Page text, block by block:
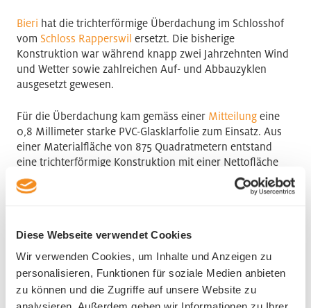
Diese Webseite verwendet Cookies
Wir verwenden Cookies, um Inhalte und Anzeigen zu
personalisieren, Funktionen für soziale Medien anbieten
zu können und die Zugriffe auf unsere Website zu
Bieri hat die trichterförmige Überdachung im Schlosshof
vom Schloss Rapperswil ersetzt. Die bisherige
Konstruktion war während knapp zwei Jahrzehnten Wind
und Wetter sowie zahlreichen Auf- und Abbauzyklen
ausgesetzt gewesen.
Für die Überdachung kam gemäss einer Mitteilungeine
0,8 Millimeter starke PVC-Glasklarfolie zum Einsatz. Aus
einer Materialfläche von 875 Quadratmetern entstand
eine trichterförmige Konstruktion mit einer Nettofläche
von rund 435 Quadratmetern. Die Folie stellte deutlich
höhere Anforderungen an die Verarbeitung als die
klebt sprichwörtlich an allem fest», schreibt Bieri.
Die Membran wurde so konzipiert, dass die bestehenden
Anschlagpunkte weiterhin genutzt werden können. Dabei
flossen sowohl die veränderten Materialeigenschaften der